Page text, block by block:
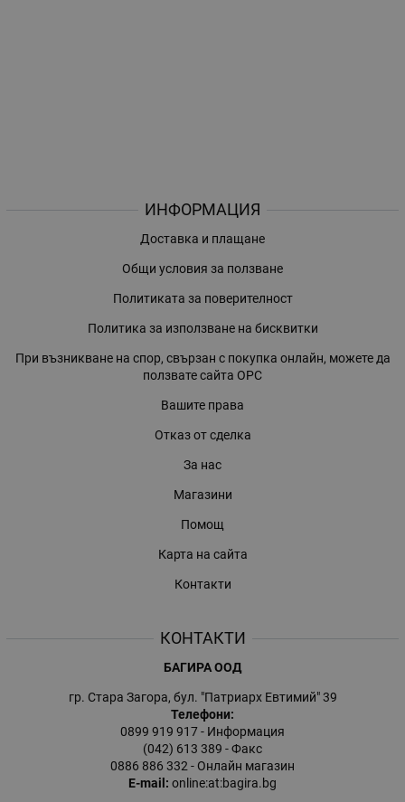
ИНФОРМАЦИЯ
Доставка и плащане
Общи условия за ползване
Политиката за поверителност
Политика за използване на бисквитки
При възникване на спор, свързан с покупка онлайн, можете да
ползвате сайта ОРС
Вашите права
Отказ от сделка
За нас
Магазини
Помощ
Карта на сайта
Контакти
КОНТАКТИ
БАГИРА ООД
гр. Стара Загора, бул. "Патриарх Евтимий" 39
Телефони:
0899 919 917- Информация
(042) 613 389 - Факс
0886 886 332 - Онлайн магазин
E-mail: online:at:bagira.bg